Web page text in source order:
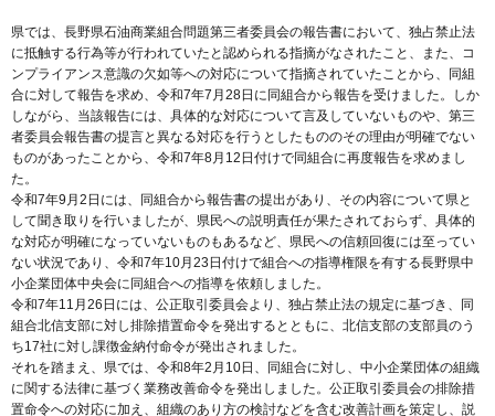
県では、長野県石油商業組合問題第三者委員会の報告書において、独占禁止法
に抵触する行為等が行われていたと認められる指摘がなされたこと、また、コ
ンプライアンス意識の欠如等への対応について指摘されていたことから、同組
合に対して報告を求め、令和7年7月28日に同組合から報告を受けました。しか
しながら、当該報告には、具体的な対応について言及していないものや、第三
者委員会報告書の提言と異なる対応を行うとしたもののその理由が明確でない
ものがあったことから、令和7年8月12日付けで同組合に再度報告を求めまし
た。
令和7年9月2日には、同組合から報告書の提出があり、その内容について県と
して聞き取りを行いましたが、県民への説明責任が果たされておらず、具体的
な対応が明確になっていないものもあるなど、県民への信頼回復には至ってい
ない状況であり、令和7年10月23日付けで組合への指導権限を有する長野県中
小企業団体中央会に同組合への指導を依頼しました。
令和7年11月26日には、公正取引委員会より、独占禁止法の規定に基づき、同
組合北信支部に対し排除措置命令を発出するとともに、北信支部の支部員のう
ち17社に対し課徴金納付命令が発出されました。
それを踏まえ、県では、令和8年2月10日、同組合に対し、中小企業団体の組織
に関する法律に基づく業務改善命令を発出しました。公正取引委員会の排除措
置命令への対応に加え、組織のあり方の検討などを含む改善計画を策定し、説